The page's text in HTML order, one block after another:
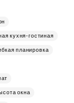
кухня-гостиная
планировка
окна